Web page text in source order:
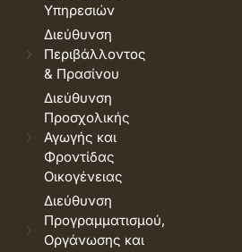
Υπηρεσιών
Διεύθυνση
Περιβάλλοντος
& Πρασίνου
Διεύθυνση
Προσχολικής
Αγωγής και
Φροντίδας
Οικογένειας
Διεύθυνση
Προγραμματισμού,
Οργάνωσης και